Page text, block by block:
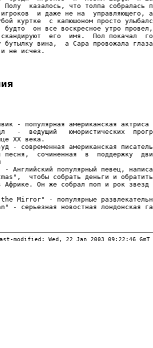
- популярная американская актриса
-  ведущий   юмористических
XX века.
- современная американская
песня,  сочиненная  в  поддержку
- Английский популярный певец,
чтобы собрать деньги и обратить
Африке. Он же собрал поп и рок звезд
Mirror" - популярные
- серьезная новостная лондонская